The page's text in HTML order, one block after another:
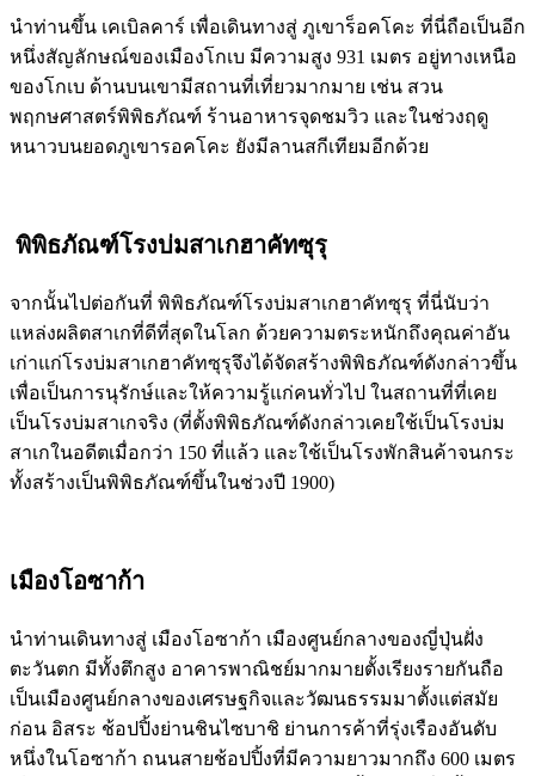
นำท่านขึ้น เคเบิลคาร์ เพื่อเดินทางสู่ ภูเขาร็อคโคะ ที่นี่ถือเป็นอีก
หนึ่งสัญลักษณ์ของเมืองโกเบ มีความสูง 931 เมตร อยู่ทางเหนือ
ของโกเบ ด้านบนเขามีสถานที่เที่ยวมากมาย เช่น สวน
พฤกษศาสตร์พิพิธภัณฑ์ ร้านอาหารจุดชมวิว และในช่วงฤดู
หนาวบนยอดภูเขารอคโคะ ยังมีลานสกีเทียมอีกด้วย
พิพิธภัณฑ์โรงบ่มสาเกฮาคัทซุรุ
จากนั้นไปต่อกันที่ พิพิธภัณฑ์โรงบ่มสาเกฮาคัทซุรุ ที่นี่นับว่า
แหล่งผลิตสาเกที่ดีที่สุดในโลก ด้วยความตระหนักถึงคุณค่าอัน
เก่าแก่โรงบ่มสาเกฮาคัทซุรุจึงได้จัดสร้างพิพิธภัณฑ์ดังกล่าวขึ้น
เพื่อเป็นการนุรักษ์และให้ความรู้แก่คนทั่วไป ในสถานที่ที่เคย
เป็นโรงบ่มสาเกจริง (ที่ตั้งพิพิธภัณฑ์ดังกล่าวเคยใช้เป็นโรงบ่ม
สาเกในอดีตเมื่อกว่า 150 ที่แล้ว และใช้เป็นโรงพักสินค้าจนกระ
ทั้งสร้างเป็นพิพิธภัณฑ์ขึ้นในช่วงปี 1900)
เมืองโอซาก้า
นำท่านเดินทางสู่ เมืองโอซาก้า เมืองศูนย์กลางของญี่ปุ่นฝั่ง
ตะวันตก มีทั้งตึกสูง อาคารพาณิชย์มากมายตั้งเรียงรายกันถือ
เป็นเมืองศูนย์กลางของเศรษฐกิจและวัฒนธรรมมาตั้งแต่สมัย
ก่อน อิสระ ช้อปปิ้งย่านชินไซบาชิ ย่านการค้าที่รุ่งเรืองอันดับ
หนึ่งในโอซาก้า ถนนสายช้อปปิ้งที่มีความยาวมากถึง 600 เมตร